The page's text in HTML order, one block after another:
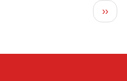
Next
››